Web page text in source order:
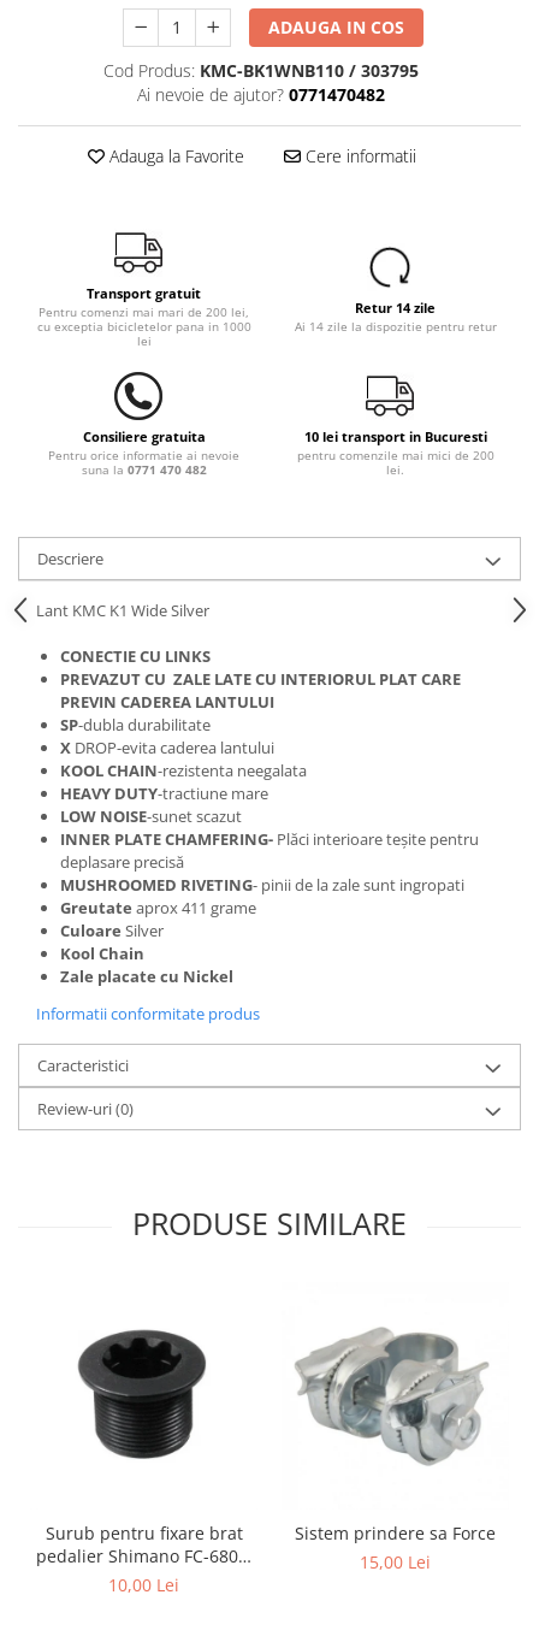
ADAUGA IN COS
Cod Produs: KMC-BK1WNB110 / 303795
Ai nevoie de ajutor? 0771470482
Adauga la Favorite Cere informatii
Transport gratuit
Pentru comenzi mai mari de 200 lei,
cu exceptia bicicletelor pana in 1000
lei
Retur 14 zile
Ai 14 zile la dispozitie pentru retur
Consiliere gratuita
Pentru orice informatie ai nevoie
suna la 0771 470 482
10 lei transport in Bucuresti
pentru comenzile mai mici de 200
lei.
Descriere
Lant KMC K1 Wide Silver
CONECTIE CU LINKS
PREVAZUT CU ZALE LATE CU INTERIORUL PLAT CARE
PREVIN CADEREA LANTULUI
SP-dubla durabilitate
X DROP-evita caderea lantului
KOOL CHAIN-rezistenta neegalata
HEAVY DUTY-tractiune mare
LOW NOISE-sunet scazut
INNER PLATE CHAMFERING- Plăci interioare teșite pentru
deplasare precisă
MUSHROOMED RIVETING- pinii de la zale sunt ingropati
Greutate aprox 411 grame
Culoare Silver
Kool Chain
Zale placate cu Nickel
Informatii conformitate produs
Caracteristici
Review-uri(0)
PRODUSE SIMILARE
Surub pentru fixare brat
pedalier Shimano FC-6800,
M20
10,00 Lei
Sistem prindere sa Force
15,00 Lei